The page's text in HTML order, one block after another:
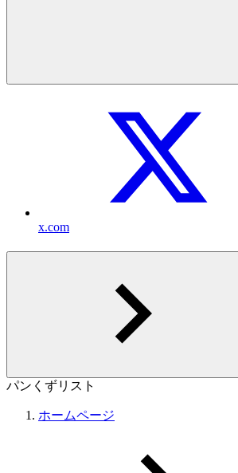
x.com
パンくずリスト
ホームページ